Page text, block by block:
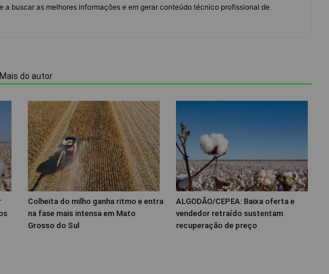
a buscar as melhores informações e em gerar conteúdo técnico profissional de
Mais do autor
Colheita do milho ganha ritmo e entra
na fase mais intensa em Mato
Grosso do Sul
ALGODÃO/CEPEA: Baixa oferta e
vendedor retraído sustentam
recuperação de preço